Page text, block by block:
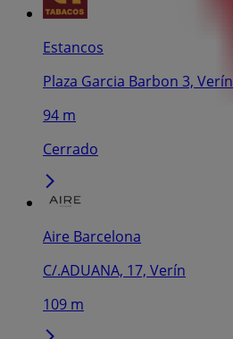
Estancos
Plaza Garcia Barbon 3, Verín
94 m
Cerrado
Aire Barcelona
C/.ADUANA, 17, Verín
109 m